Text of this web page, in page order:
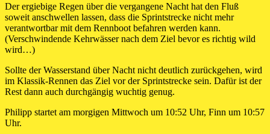
Der ergiebige Regen über die vergangene Nacht hat den Fluß
soweit anschwellen lassen, dass die Sprintstrecke nicht mehr
verantwortbar mit dem Rennboot befahren werden kann.
(Verschwindende Kehrwässer nach dem Ziel bevor es richtig wild
wird…)
Sollte der Wasserstand über Nacht nicht deutlich zurückgehen, wird
im Klassik-Rennen das Ziel vor der Sprintstrecke sein. Dafür ist der
Rest dann auch durchgängig wuchtig genug.
Philipp startet am morgigen Mittwoch um 10:52 Uhr, Finn um 10:57
Uhr.